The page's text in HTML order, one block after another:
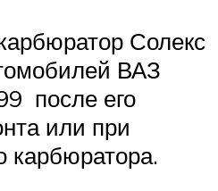
Солекс
ВАЗ
после его
или при
карбюратора.